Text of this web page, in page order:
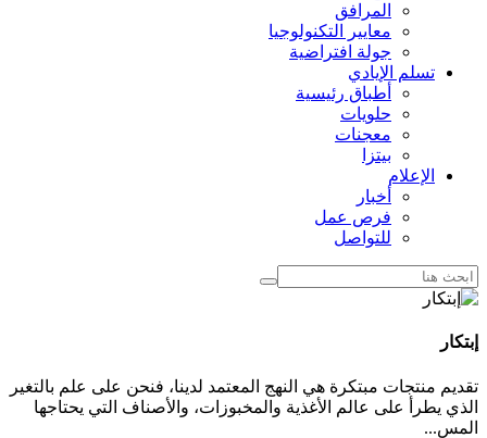
المرافق
معايير التكنولوجيا
جولة افتراضية
تسلم الإيادي
أطباق رئيسية
حلويات
معجنات
بيتزا
الإعلام
أخبار
فرص عمل
للتواصل
إبتكار
تقديم منتجات مبتكرة هي النهج المعتمد لدينا، فنحن على علم بالتغير
الذي يطرأ على عالم الأغذية والمخبوزات، والأصناف التي يحتاجها
المس...